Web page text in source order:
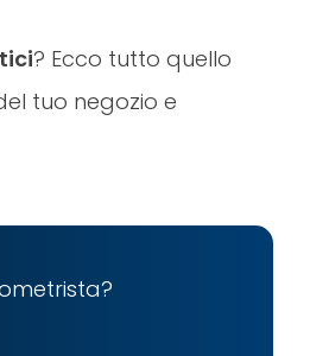
? Ecco tutto quello
tuo negozio e